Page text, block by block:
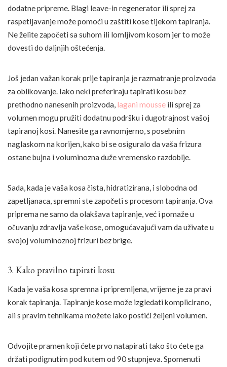
dodatne pripreme. Blagi leave-in regenerator ili sprej za
raspetljavanje može pomoći u zaštiti kose tijekom tapiranja.
Ne želite započeti sa suhom ili lomljivom kosom jer to može
dovesti do daljnjih oštećenja.
Još jedan važan korak prije tapiranja je razmatranje proizvoda
za oblikovanje. Iako neki preferiraju tapirati kosu bez
prethodno nanesenih proizvoda, lagani mousse ili sprej za
volumen mogu pružiti dodatnu podršku i dugotrajnost vašoj
tapiranoj kosi. Nanesite ga ravnomjerno, s posebnim
naglaskom na korijen, kako bi se osiguralo da vaša frizura
ostane bujna i voluminozna duže vremensko razdoblje.
Sada, kada je vaša kosa čista, hidratizirana, i slobodna od
zapetljanaca, spremni ste započeti s procesom tapiranja. Ova
priprema ne samo da olakšava tapiranje, već i pomaže u
očuvanju zdravlja vaše kose, omogućavajući vam da uživate u
svojoj voluminoznoj frizuri bez brige.
3. Kako pravilno tapirati kosu
Kada je vaša kosa spremna i pripremljena, vrijeme je za pravi
korak tapiranja. Tapiranje kose može izgledati komplicirano,
ali s pravim tehnikama možete lako postići željeni volumen.
Odvojite pramen koji ćete prvo natapirati tako što ćete ga
držati podignutim pod kutem od 90 stupnjeva. Spomenuti